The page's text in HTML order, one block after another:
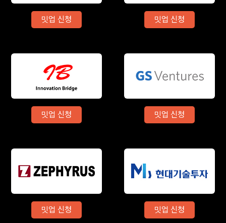
밋업 신청 밋업 신청
밋업 신청 밋업 신청
밋업 신청 밋업 신청